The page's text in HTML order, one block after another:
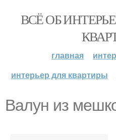
ВСЁ ОБ
главная
интерьер для квартиры
Валун из